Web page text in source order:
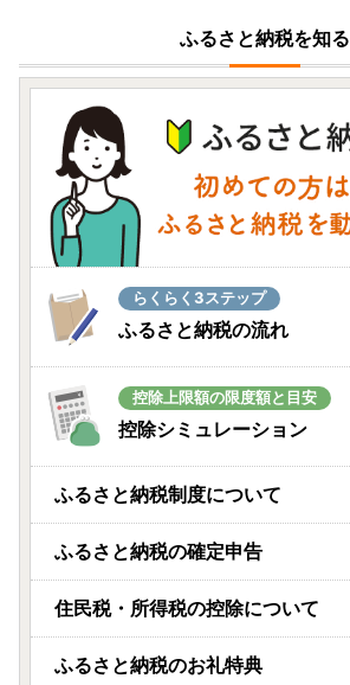
ふるさと納税を知る
らくらく3ステップ
ふるさと納税の流れ
控除上限額の限度額と目安
控除シミュレーション
ふるさと納税制度について
ふるさと納税の確定申告
住民税・所得税の控除について
ふるさと納税のお礼特典